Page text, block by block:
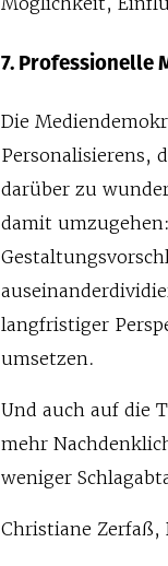
7. Professionelle
Die
Personalisierens,
darüber zu
damit
langfristiger
umsetzen.
Und auch auf die
mehr
weniger
Christiane Zerfaß,